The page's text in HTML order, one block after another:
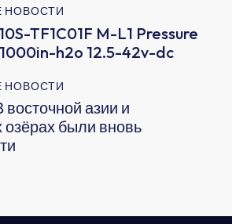
TF1C01F M-L1 Pressure
h2o 12.5-42v-dc
азии и
озёрах были вновь